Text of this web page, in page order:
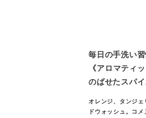
毎日の手洗い
《アロマティ
のばせたスパ
オレンジ、タンジ
ドウォッシュ。コ